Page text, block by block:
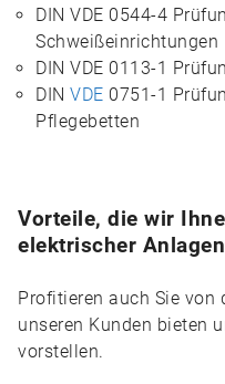
DIN VDE 0544-4
Schweißeinrichtungen
DIN VDE 0113-1
DIN VDE 0751-1
Pflegebetten
Vorteile, die wir
elektrischer
Profitieren auch Sie von
unseren Kunden bieten
vorstellen.